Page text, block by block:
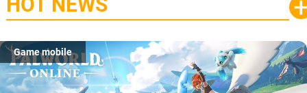
Game mobile